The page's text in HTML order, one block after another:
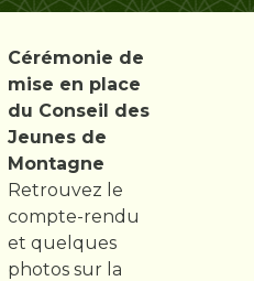
Cérémonie de
mise en place
du Conseil des
Jeunes de
Montagne
Retrouvez le
compte-rendu
et quelques
photos sur la